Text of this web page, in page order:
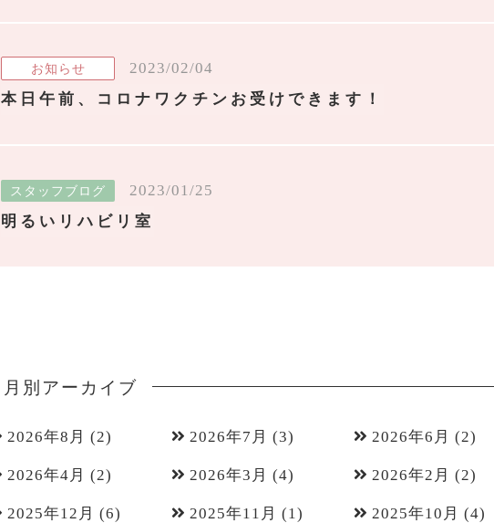
お知らせ
2023/02/04
本日午前、コロナワクチンお受けできます！
スタッフブログ
2023/01/25
明るいリハビリ室
月別アーカイブ
2026年8月 (2) 2026年7月 (3) 2026年6月 (2)
2026年4月 (2) 2026年3月 (4) 2026年2月 (2)
2025年12月 (6) 2025年11月 (1) 2025年10月 (4)